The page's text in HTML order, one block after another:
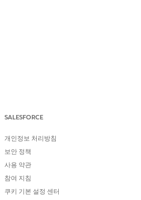
SALESFORCE
개인정보 처리방침
보안 정책
사용 약관
참여 지침
쿠키 기본 설정 센터